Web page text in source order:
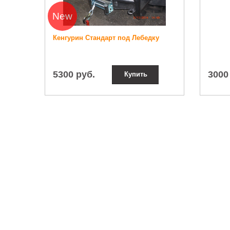
New
Кенгурин Стандарт под Лебедку
5300 руб. Купить